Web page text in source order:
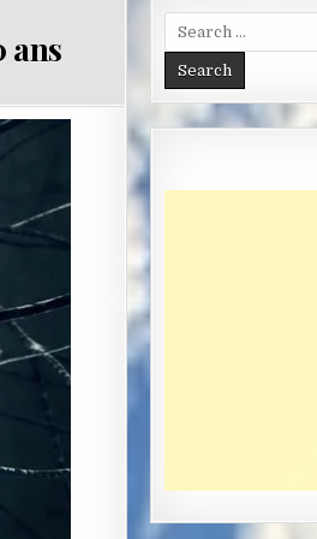
ans
Search
for: